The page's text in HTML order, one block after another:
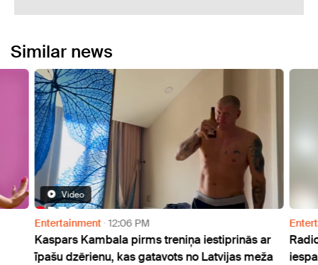
Similar news
Video
Entertainment 12:06 PM
Kaspars Kambala pirms treniņa iestiprinās ar
īpašu dzērienu, kas gatavots no Latvijas meža